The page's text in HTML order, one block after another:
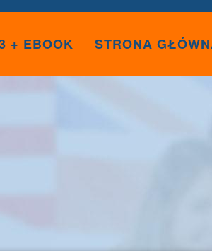
+ EBOOK STRONA